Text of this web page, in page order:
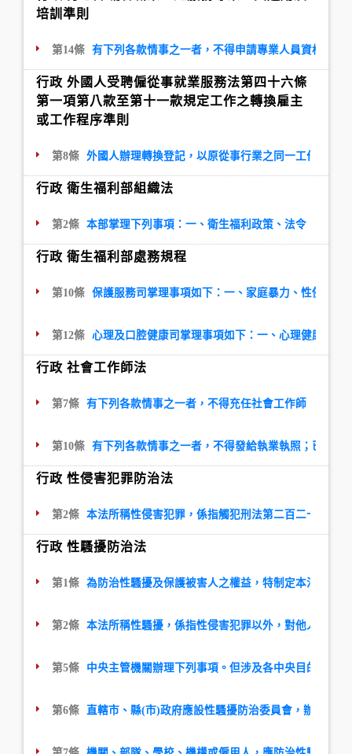
培訓準則
第14條 有下列各款情事之一者，不得申請專業人員資格認
行政 外國人受聘僱從事就業服務法第四十六條
第一項第八款至第十一款規定工作之轉換雇主
或工作程序準則
第8條 外國人辦理轉換登記，以原從事行業之同一工作類別
行政 衛生福利部組織法
第2條 本部掌理下列事項：一、衛生福利政策、法令、資源
行政 衛生福利部處務規程
第10條 保護服務司掌理事項如下：一、家庭暴力、性侵害
第12條 心理及口腔健康司掌理事項如下：一、心理健康促
行政 社會工作師法
第7條 有下列各款情事之一者，不得充任社會工作師；已充
第10條 有下列各款情事之一者，不得發給執業執照；已領
行政 性侵害犯罪防治法
第2條 本法所稱性侵害犯罪，係指觸犯刑法第二百二十一條
行政 性騷擾防治法
第1條 為防治性騷擾及保護被害人之權益，特制定本法。有
第2條 本法所稱性騷擾，係指性侵害犯罪以外，對他人實施
第5條 中央主管機關辦理下列事項。但涉及各中央目的事業
第6條 直轄市、縣(市)政府應設性騷擾防治委員會，辦理下